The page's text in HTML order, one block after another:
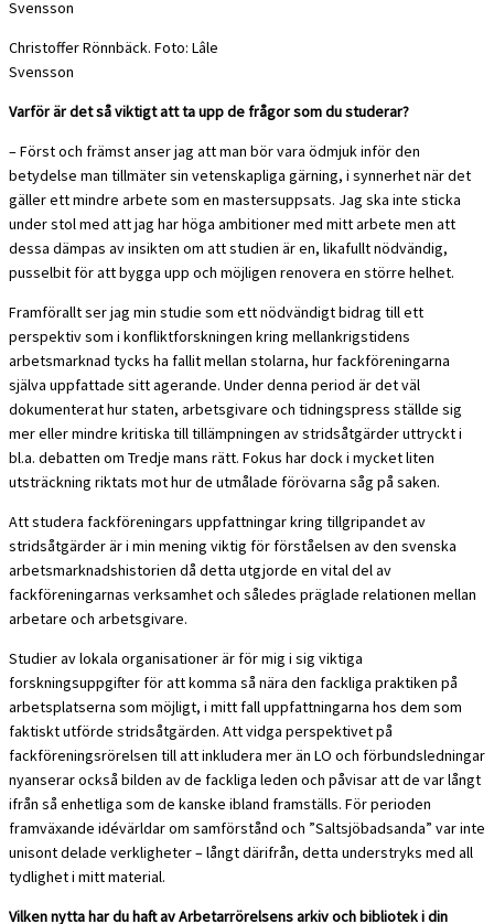
Christoffer Rönnbäck. Foto: Lâle
Svensson
Varför är det så viktigt att ta upp de frågor som du studerar?
– Först och främst anser jag att man bör vara ödmjuk inför den
betydelse man tillmäter sin vetenskapliga gärning, i synnerhet när det
gäller ett mindre arbete som en mastersuppsats. Jag ska inte sticka
under stol med att jag har höga ambitioner med mitt arbete men att
dessa dämpas av insikten om att studien är en, likafullt nödvändig,
pusselbit för att bygga upp och möjligen renovera en större helhet.
Framförallt ser jag min studie som ett nödvändigt bidrag till ett
perspektiv som i konfliktforskningen kring mellankrigstidens
arbetsmarknad tycks ha fallit mellan stolarna, hur fackföreningarna
själva uppfattade sitt agerande. Under denna period är det väl
dokumenterat hur staten, arbetsgivare och tidningspress ställde sig
mer eller mindre kritiska till tillämpningen av stridsåtgärder uttryckt i
bl.a. debatten om Tredje mans rätt. Fokus har dock i mycket liten
utsträckning riktats mot hur de utmålade förövarna såg på saken.
Att studera fackföreningars uppfattningar kring tillgripandet av
stridsåtgärder är i min mening viktig för förståelsen av den svenska
arbetsmarknadshistorien då detta utgjorde en vital del av
fackföreningarnas verksamhet och således präglade relationen mellan
arbetare och arbetsgivare.
Studier av lokala organisationer är för mig i sig viktiga
forskningsuppgifter för att komma så nära den fackliga praktiken på
arbetsplatserna som möjligt, i mitt fall uppfattningarna hos dem som
faktiskt utförde stridsåtgärden. Att vidga perspektivet på
fackföreningsrörelsen till att inkludera mer än LO och förbundsledningar
nyanserar också bilden av de fackliga leden och påvisar att de var långt
ifrån så enhetliga som de kanske ibland framställs. För perioden
framväxande idévärldar om samförstånd och ”Saltsjöbadsanda” var inte
unisont delade verkligheter – långt därifrån, detta understryks med all
tydlighet i mitt material.
Vilken nytta har du haft av Arbetarrörelsens arkiv och bibliotek i din